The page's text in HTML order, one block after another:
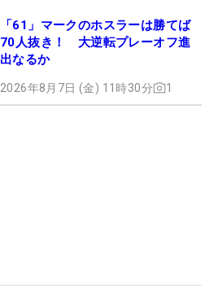
「61」マークのホスラーは勝てば
70人抜き！ 大逆転プレーオフ進
出なるか
2026年8月7日 (金) 11時30分 1